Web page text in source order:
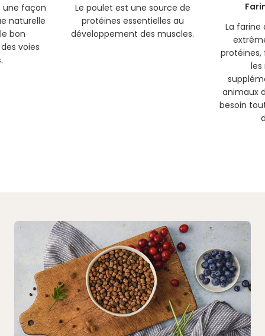
une façon
naturelle
bon
voies
Le poulet est une source de
protéines essentielles au
développement des muscles.
La farine
animaux
besoin